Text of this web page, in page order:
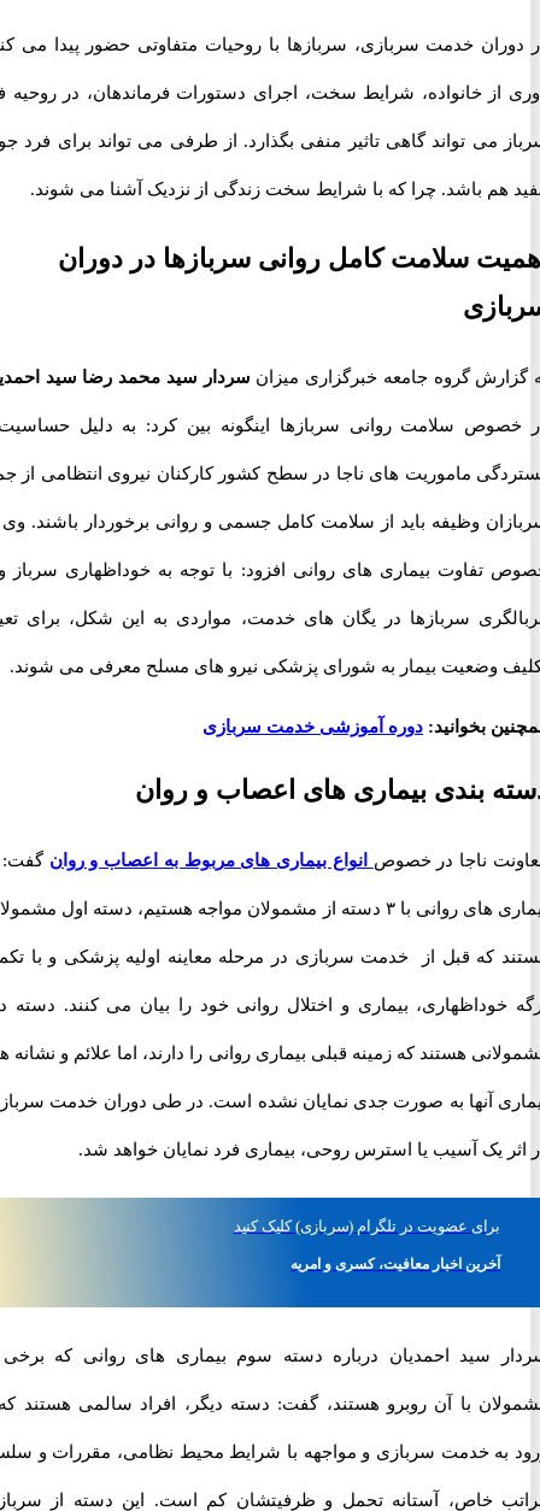
خدمت سربازی، سربازها با روحیات متفاوتی حضور پیدا می کنند.
خانواده، شرایط سخت، اجرای دستورات فرماندهان، در روحیه فرد
می تواند گاهی تاثیر منفی بگذارد. از طرفی می تواند برای فرد جوان
باشد. چرا که با شرایط سخت زندگی از نزدیک آشنا می شوند.
سلامت کامل روانی سربازها در دوران
گروه جامعه خبرگزاری میزانسردار سید محمد رضا سید احمدیان
سلامت روانی سربازها اینگونه بین کرد: به دلیل حساسیت و
ماموریت های ناجا در سطح کشور کارکنان نیروی انتظامی از جمله
وظیفه باید از سلامت کامل جسمی و روانی برخوردار باشند. وی در
بیماری های روانی افزود: با توجه به خوداظهاری سرباز و یا
سربازها در یگان های خدمت، مواردی به این شکل، برای تعیین
وضعیت بیمار به شورای پزشکی نیرو های مسلح معرفی می شوند.
بخوانید: دوره آموزشی خدمت سربازی
بندی بیماری های اعصاب و روان
ناجا در خصوصانواع بیماری های مربوط به اعصاب و روانگفت: در
بیماری های روانی با ۳ دسته از مشمولان مواجه هستیم، دسته اول مشمولانی
که قبل از خدمت سربازی در مرحله معاینه اولیه پزشکی و با تکمیل
بیماری و اختلال روانی خود را بیان می کنند. دسته دوم
هستند که زمینه قبلی بیماری روانی را دارند، اما علائم و نشانه های
آنها به صورت جدی نمایان نشده است. در طی دوران خدمت سربازی،
یک آسیب یا استرس روحی، بیماری فرد نمایان خواهد شد.
عضویت در تلگرام(سربازی) کلیک کنید
آخرین اخبار معافیت، کسری و امریه
سید احمدیان درباره دسته سوم بیماری های روانی که برخی از
با آن روبرو هستند، گفت: دسته دیگر، افراد سالمی هستند که با
خدمت سربازی و مواجهه با شرایط محیط نظامی، مقررات و سلسله
خاص، آستانه تحمل و ظرفیتشان کم است. این دسته از سربازان